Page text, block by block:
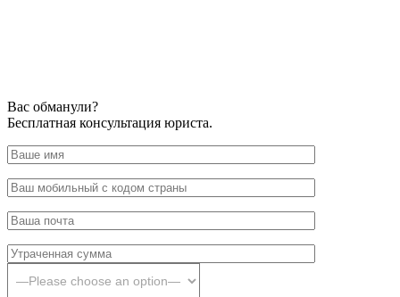
Вас обманули?
Бесплатная консультация юриста.